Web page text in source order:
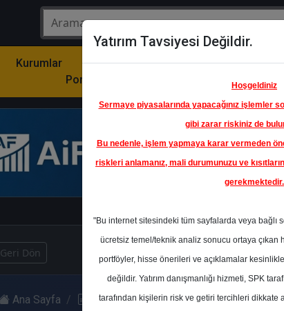
Kurumlar
Model
Portföy
Hisse
Öne
Çıkanlar
Geri Dön
Ana Sayfa Raporlar Phillip Capital
Yatırım Tavsiyesi Değildir.
Hoşgeldiniz
Sermaye piyasalarında yapacağınız işlemler
gibi zarar riskiniz de
Bu nedenle, işlem yapmaya karar vermeden
riskleri anlamanız, mali durumunuzu ve
gerekmektedir.
"Bu internet sitesindeki tüm sayfalarda veya bağlı
ücretsiz temel/teknik analiz sonucu ortaya çıkan
portföyler, hisse önerileri ve açıklamalar kesinlikle
değildir. Yatırım danışmanlığı hizmeti, SPK
tarafından kişilerin risk ve getiri tercihleri dikkate